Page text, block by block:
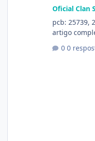
Oficial Clan
pcb: 25739,
artigo
0